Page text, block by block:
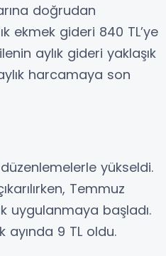
doğrudan
ekmek gideri 840 TL’ye
aylık gideri yaklaşık
harcamaya son
yükseldi.
Temmuz
uygulanmaya başladı.
ayında 9 TL oldu.